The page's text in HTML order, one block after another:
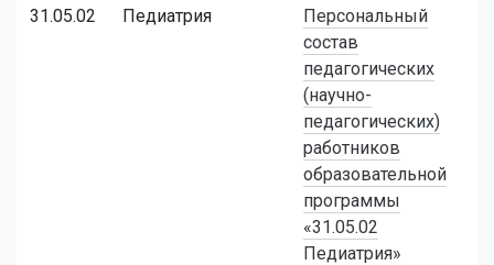
31.05.02 Педиатрия
Персональный
состав
педагогических
(научно-
педагогических)
работников
образовательной
программы
«31.05.02
Педиатрия»